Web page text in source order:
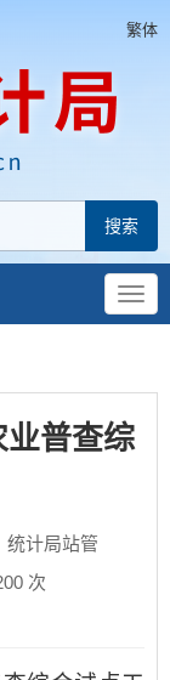
繁体
普查综
统计局站管
次